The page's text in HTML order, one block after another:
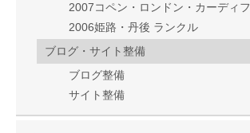
2007コペン・ロンドン・カーディフ
2006姫路・丹後 ランクル
ブログ・サイト整備
ブログ整備
サイト整備